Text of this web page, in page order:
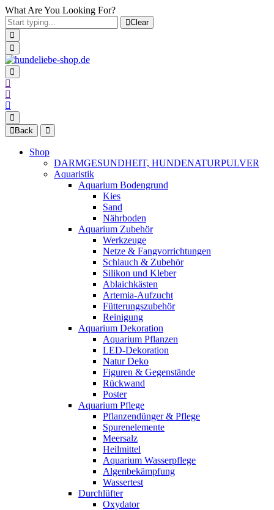
What Are You Looking For?
Clear
Back
Shop
DARMGESUNDHEIT, HUNDENATURPULVER
Aquaristik
Aquarium Bodengrund
Kies
Sand
Nährboden
Aquarium Zubehör
Werkzeuge
Netze & Fangvorrichtungen
Schlauch & Zubehör
Silikon und Kleber
Ablaichkästen
Artemia-Aufzucht
Fütterungszubehör
Reinigung
Aquarium Dekoration
Aquarium Pflanzen
LED-Dekoration
Natur Deko
Figuren & Gegenstände
Rückwand
Poster
Aquarium Pflege
Pflanzendünger & Pflege
Spurenelemente
Meersalz
Heilmittel
Aquarium Wasserpflege
Algenbekämpfung
Wassertest
Durchlüfter
Oxydator